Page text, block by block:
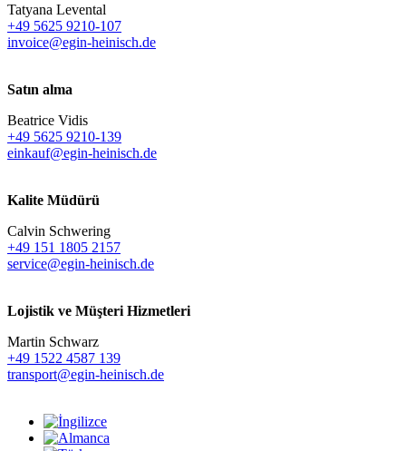
Tatyana Levental
+49 5625 9210-107
invoice@egin-heinisch.de
Satın alma
Beatrice Vidis
+49 5625 9210-139
einkauf@egin-heinisch.de
Kalite Müdürü
Calvin Schwering
+49 151 1805 2157
service@egin-heinisch.de
Lojistik ve Müşteri Hizmetleri
Martin Schwarz
+49 1522 4587 139
transport@egin-heinisch.de